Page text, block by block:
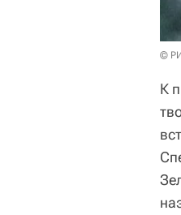
©
К